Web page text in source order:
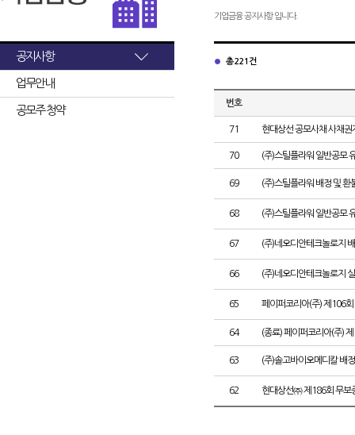
공지사항
업무안내
공모주 청약
기업금융 공지사항 입니다.
총 221건
번호
71 현대상선 공모사채 사채권
70 (주)스틸플라워 일반공모
69 (주)스틸플라워 배정 및 환
68 (주)스틸플라워 일반공모
67 (주)네오디안테크놀로지
66 (주)네오디안테크놀로지
65 페이퍼코리아(주) 제106
64 (종료) 페이퍼코리아(주)
63 (주)솔고바이오메디칼 배
62 현대상선㈜ 제186회 무보